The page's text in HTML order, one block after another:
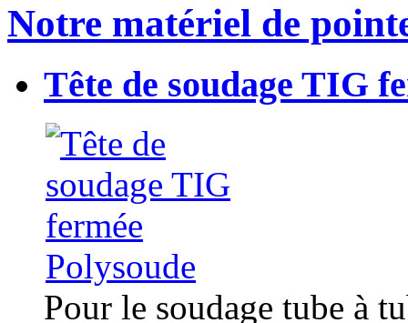
Notre matériel de
Tête de soudage TIG
Pour le soudage tube à